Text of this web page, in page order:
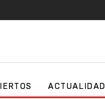
ACTUALIDAD